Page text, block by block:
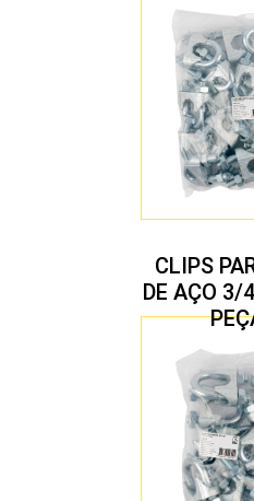
CLIPS
DE AÇO 3/